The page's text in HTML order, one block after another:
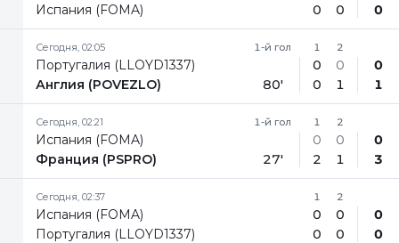
Испания (FOMA)
0
0
0
Сегодня, 02:05
Португалия (LLOYD1337)
Англия (POVEZLO)
1-й гол
80'
1
0
0
2
0
1
0
1
Сегодня, 02:21
Испания (FOMA)
Франция (PSPRO)
1-й гол
27'
1
0
2
2
0
1
0
3
Сегодня, 02:37
Испания (FOMA)
Португалия (LLOYD1337)
1
0
0
2
0
0
0
0